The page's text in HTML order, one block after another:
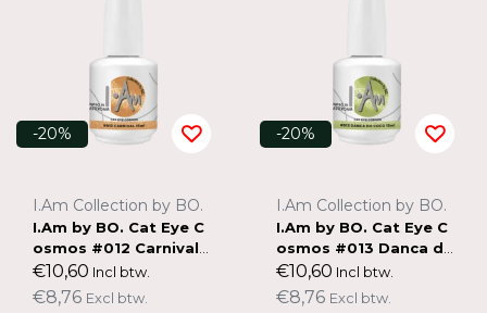
-20%
I.Am Collection by BO.
I.Am by BO. Cat Eye C
osmos #012 Carnival
(15ml)
€10,60 Incl btw.
€8,76 Excl btw.
-20%
I.Am Collection by BO.
I.Am by BO. Cat Eye C
osmos #013 Danca do
Coco (15ml)
€10,60 Incl btw.
€8,76 Excl btw.